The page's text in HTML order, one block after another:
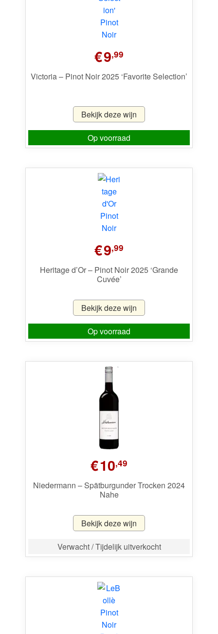
€9,99
Victoria – Pinot Noir 2025 ‘Favorite Selection’
Bekijk deze wijn
Op voorraad
€9,99
Heritage d’Or – Pinot Noir 2025 ‘Grande
Cuvée’
Bekijk deze wijn
Op voorraad
€10,49
Niedermann – Spätburgunder Trocken 2024
Nahe
Bekijk deze wijn
Verwacht / Tijdelijk uitverkocht